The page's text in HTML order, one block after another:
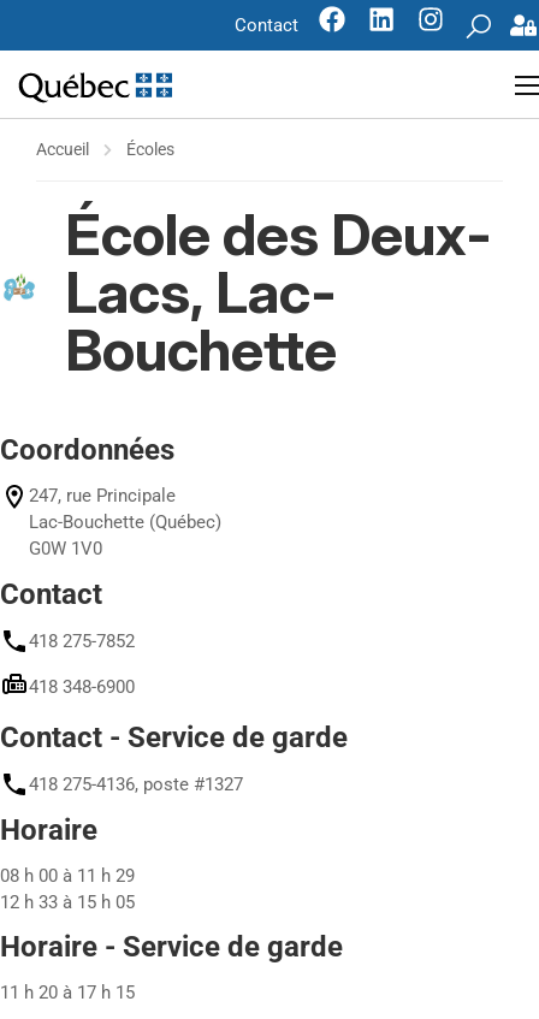
Contact
Accueil Écoles
École des Deux-
Lacs, Lac-
Bouchette
Coordonnées
247, rue Principale
Lac-Bouchette (Québec)
G0W 1V0
Contact
418 275-7852
418 348-6900
Contact - Service de garde
418 275-4136, poste #1327
Horaire
08 h 00 à 11 h 29
12 h 33 à 15 h 05
Horaire - Service de garde
11 h 20 à 17 h 15